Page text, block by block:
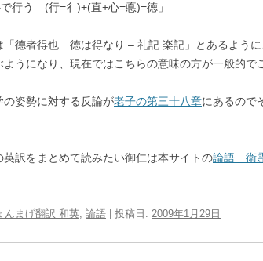
で行う (行=彳)+(直+心=悳)=徳」
「德者得也 徳は得なり – 礼記 楽記」とあるよう
うになり、現在ではこちらの意味の方が一般的で
の姿勢に対する反論が老子の第三十八章にあるので
英訳をまとめて読みたい御仁は本サイトの論語 衛
んまげ翻訳 和英, 論語 | 投稿日: 2009年1月29日